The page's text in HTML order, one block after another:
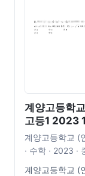
계양고등학
고등1 2023
계양고등학교 (
· 수학 · 2023 ·
계양고등학교 (